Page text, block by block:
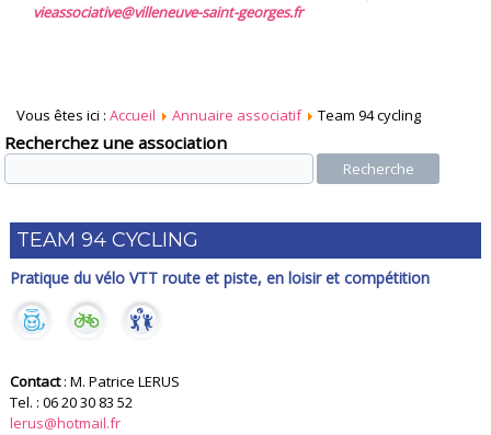
vieassociative@villeneuve-saint-georges.fr
Vous êtes ici :Accueil Annuaire associatif Team 94 cycling
Recherchez une association
Recherche
TEAM 94 CYCLING
Pratique du vélo VTT route et piste, en loisir et compétition
Contact: M. Patrice LERUS
Tel. : 06 20 30 83 52
lerus@hotmail.fr